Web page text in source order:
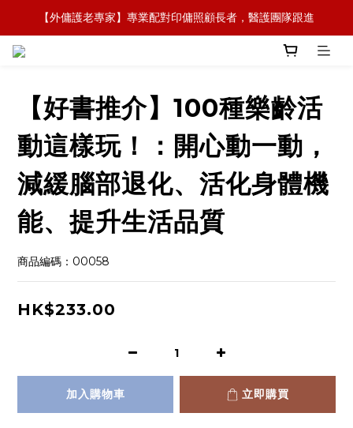
【全新概念】長者護理復康用品，可租可買，彈性選擇
【外傭護老專家】專業配對印傭照顧長者，醫護團隊跟進
【政府資助】善用社區照顧服務券，上門服務及租用產品
【好書推介】100種樂齡活
動這樣玩！：開心動一動，
減緩腦部退化、活化身體機
能、提升生活品質
商品編碼：00058
HK$233.00
加入購物車 立即購買